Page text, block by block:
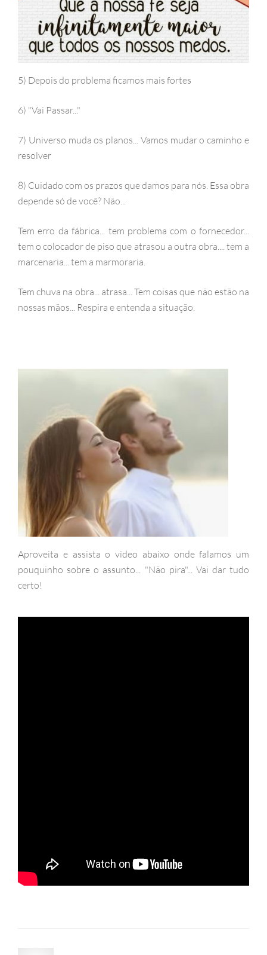
5) Depois do problema ficamos mais fortes
6) "Vai Passar..."
7) Universo muda os planos... Vamos mudar o caminho e
resolver
8) Cuidado com os prazos que damos para nós. Essa obra
depende só de você? Não...
Tem erro da fábrica... tem problema com o fornecedor...
tem o colocador de piso que atrasou a outra obra.... tem a
marcenaria... tem a marmoraria.
Tem chuva na obra... atrasa... Tem coisas que não estão na
nossas mãos... Respira e entenda a situação.
Aproveita e assista o video abaixo onde falamos um
pouquinho sobre o assunto... "Não pira"... Vai dar tudo
certo!